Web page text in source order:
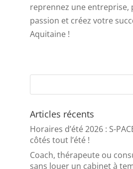
reprennez une entreprise,
passion et créez votre
Aquitaine !
Articles récents
Horaires d’été 2026 : S-
côtés tout l’été !
Coach, thérapeute ou
sans louer un cabinet à